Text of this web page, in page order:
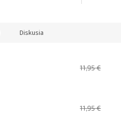
Diskusia
11,95 €
11,95 €